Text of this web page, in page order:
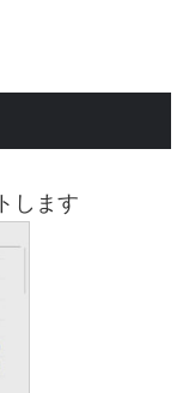
します